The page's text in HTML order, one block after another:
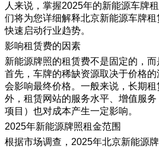
人来说，掌握2025年的新能源车牌
们将为您详细解释北京新能源车牌
快速启动行业趋势。
影响租赁费的因素
新能源牌照的租赁费不是固定的，而
首先，车牌的稀缺资源取决于价格
会影响最终价格。一般来说，长期
外，租赁网站的服务水平、增值服
项目）也对成本产生一定影响。
2025年新能源牌照租金范围
根据市场调查，2025年北京新能源